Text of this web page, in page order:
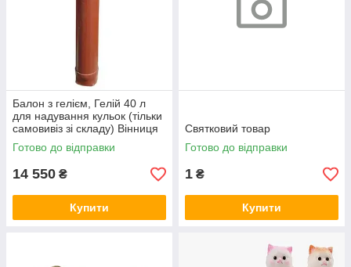
Балон з гелієм, Гелій 40 л
для надування кульок (тільки
самовивіз зі складу) Вінниця
Готово до відправки
14 550 ₴
Купити
Святковий товар
Готово до відправки
1 ₴
Купити